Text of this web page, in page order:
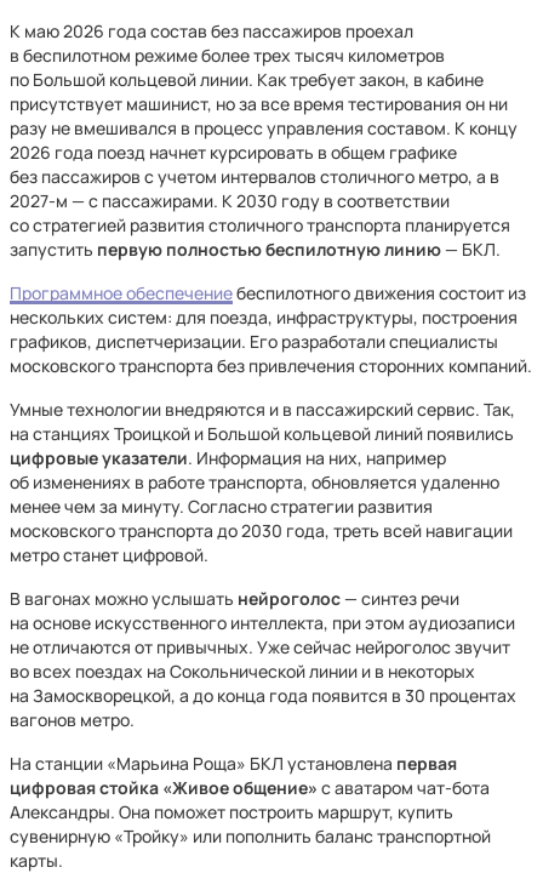
К маю 2026 года состав без пассажиров проехал
в беспилотном режиме более трех тысяч километров
по Большой кольцевой линии. Как требует закон, в кабине
присутствует машинист, но за все время тестирования он ни
разу не вмешивался в процесс управления составом. К концу
2026 года поезд начнет курсировать в общем графике
без пассажиров с учетом интервалов столичного метро, а в
2027-м — с пассажирами. К 2030 году в соответствии
со стратегией развития столичного транспорта планируется
запустить первую полностью беспилотную линию— БКЛ.
Программное обеспечениебеспилотного движения состоит из
нескольких систем: для поезда, инфраструктуры, построения
графиков, диспетчеризации. Его разработали специалисты
московского транспорта без привлечения сторонних компаний.
Умные технологии внедряются и в пассажирский сервис. Так,
на станциях Троицкой и Большой кольцевой линий появились
цифровыеуказатели. Информация на них, например
об изменениях в работе транспорта, обновляется удаленно
менее чем за минуту. Согласно стратегии развития
московского транспорта до 2030 года, треть всей навигации
метро станет цифровой.
В вагонах можно услышать нейроголос— синтез речи
на основе искусственного интеллекта, при этом аудиозаписи
не отличаются от привычных. Уже сейчас нейроголос звучит
во всех поездах на Сокольнической линии и в некоторых
на Замоскворецкой, а до конца года появится в 30 процентах
вагонов метро.
На станции «Марьина Роща» БКЛ установлена первая
цифровая стойка «Живое общение» с аватаром чат-бота
Александры. Она поможет построить маршрут, купить
сувенирную «Тройку» или пополнить баланс транспортной
карты.